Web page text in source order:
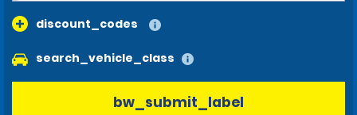
discount_codes
search_vehicle_class
bw_submit_label